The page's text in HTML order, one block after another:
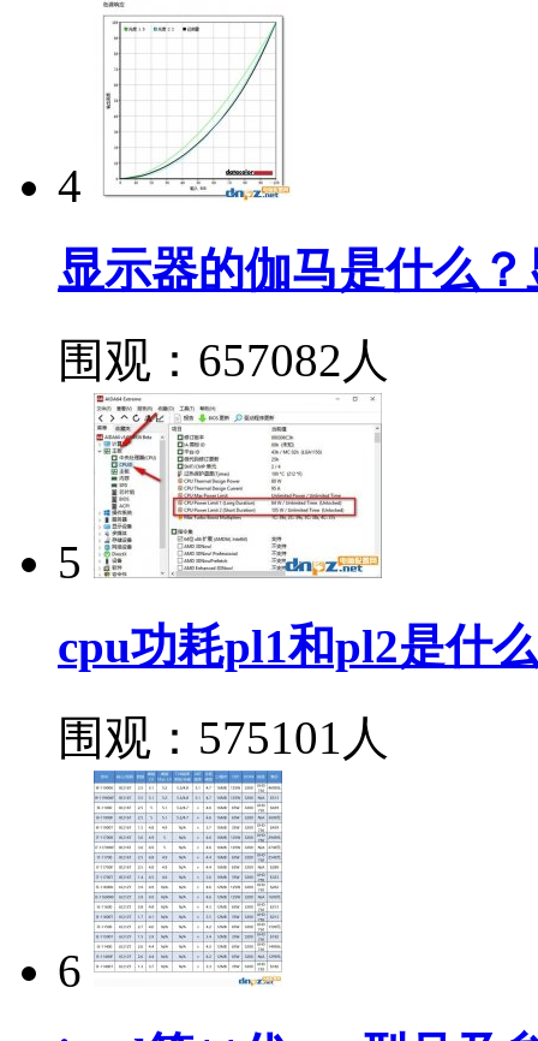
4
显示器的伽马是什么
围观：657082人
5
cpu功耗pl1和pl2是什
围观：575101人
6